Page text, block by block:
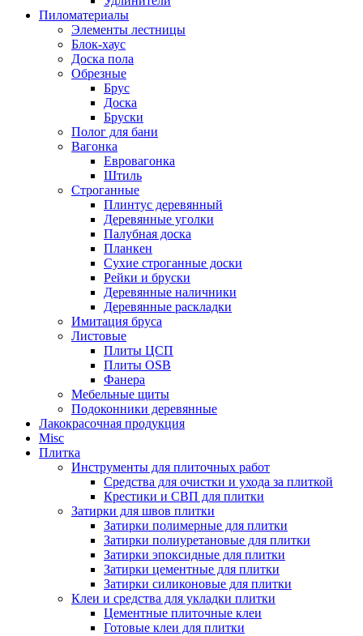
Пиломатериалы
Элементы лестницы
Блок-хаус
Доска пола
Обрезные
Брус
Доска
Бруски
Полог для бани
Вагонка
Евровагонка
Штиль
Строганные
Плинтус деревянный
Деревянные уголки
Палубная доска
Планкен
Сухие строганные доски
Рейки и бруски
Деревянные наличники
Деревянные раскладки
Имитация бруса
Листовые
Плиты ЦСП
Плиты OSB
Фанера
Мебельные щиты
Подоконники деревянные
Лакокрасочная продукция
Misc
Плитка
Инструменты для плиточных работ
Средства для очистки и ухода за плиткой
Крестики и СВП для плитки
Затирки для швов плитки
Затирки полимерные для плитки
Затирки полиуретановые для плитки
Затирки эпоксидные для плитки
Затирки цементные для плитки
Затирки силиконовые для плитки
Клеи и средства для укладки плитки
Цементные плиточные клеи
Готовые клеи для плитки